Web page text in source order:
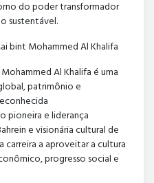
do poder transformador
sustentável.
bint Mohammed Al Khalifa
Al Khalifa é uma
patrimônio e
pioneira e liderança
e visionária cultural de
carreira a aproveitar a cultura
progresso social e